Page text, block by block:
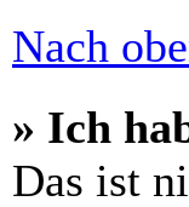
Nach
» Ich
Das ist